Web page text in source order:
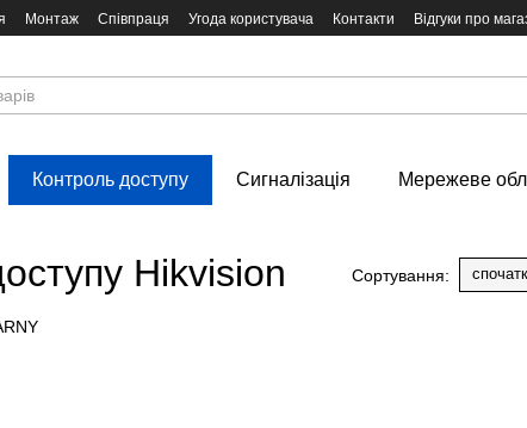
Монтаж Співпраця Угода користувача Контакти Відгуки про
Контроль доступу Сигналізація Мережеве
Hikvision Сортування: